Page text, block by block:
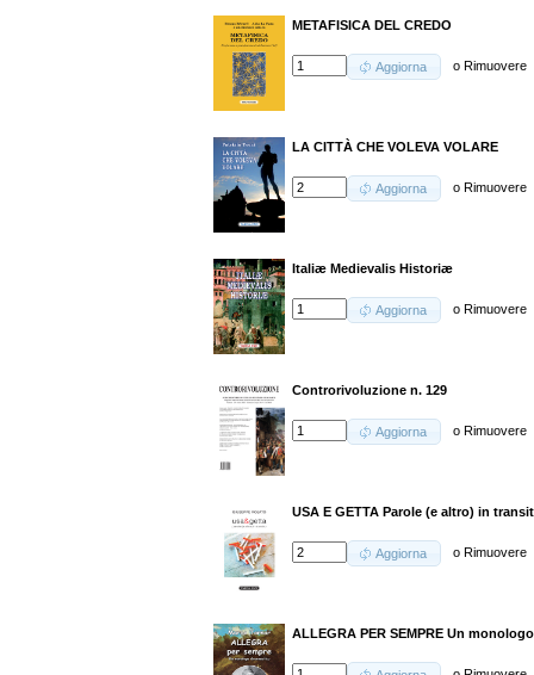
METAFISICA DEL CREDO
Aggiorna oRimuovere
LA CITTÀ CHE VOLEVA VOLARE
Aggiorna oRimuovere
Italiæ Medievalis Historiæ
Aggiorna oRimuovere
Controrivoluzione n. 129
Aggiorna oRimuovere
USA E GETTA Parole (e altro) in
Aggiorna oRimuovere
ALLEGRA PER SEMPRE Un